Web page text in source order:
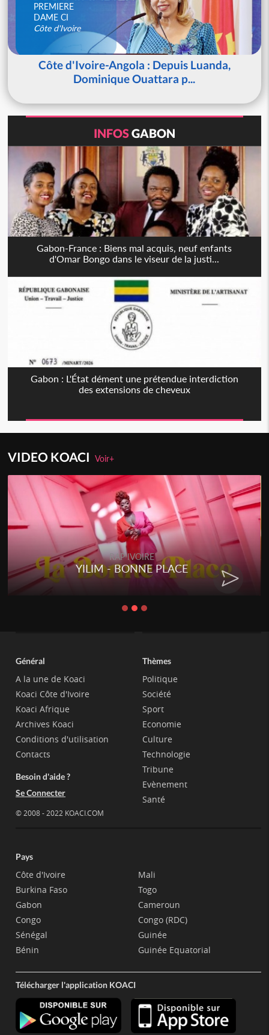
PREMIERE
DAME CI
Côte d'Ivoire
Côte d'Ivoire-Angola : Depuis Luanda,
Dominique Ouattara p...
INFOSGABON
Gabon-France : Biens mal acquis, neuf enfants
d'Omar Bongo dans le viseur de la justi...
Gabon : L'État dément une prétendue interdiction
des extensions de cheveux
VIDEO KOACIVoir+
RAP IVOIRE
YILIM - BONNE PLACE
Général
A la une de Koaci
Koaci Côte d'Ivoire
Koaci Afrique
Archives Koaci
Conditions d'utilisation
Contacts
Besoin d'aide ?
Se Connecter
© 2008 - 2022 KOACI.COM
Thèmes
Politique
Société
Sport
Economie
Culture
Technologie
Tribune
Evènement
Santé
Pays
Côte d'Ivoire
Burkina Faso
Gabon
Congo
Sénégal
Bénin
Mali
Togo
Cameroun
Congo (RDC)
Guinée
Guinée Equatorial
Télécharger l'application KOACI